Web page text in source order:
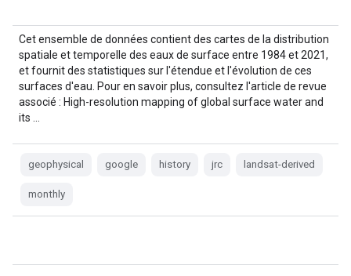
Cet ensemble de données contient des cartes de la distribution
spatiale et temporelle des eaux de surface entre 1984 et 2021,
et fournit des statistiques sur l'étendue et l'évolution de ces
surfaces d'eau. Pour en savoir plus, consultez l'article de revue
associé : High-resolution mapping of global surface water and
its …
geophysical google history jrc landsat-derived
monthly